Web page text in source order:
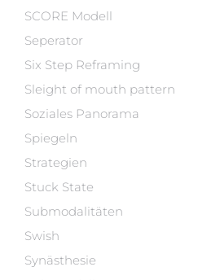
SCORE Modell
Seperator
Six Step Reframing
Sleight of mouth pattern
Soziales Panorama
Spiegeln
Strategien
Stuck State
Submodalitäten
Swish
Synästhesie